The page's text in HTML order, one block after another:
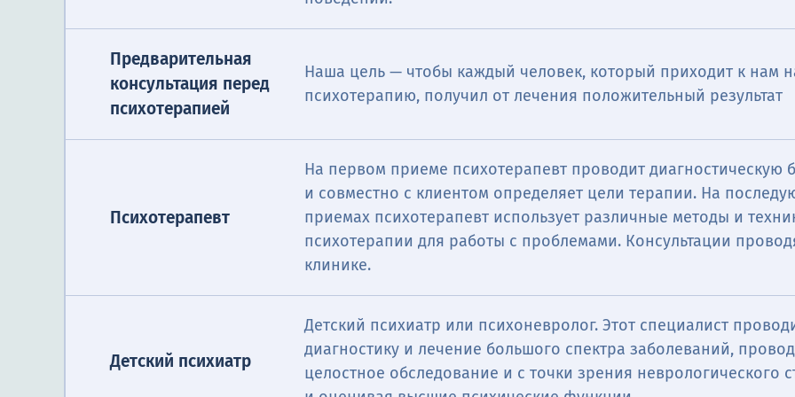
Предварительная
консультация перед
психотерапией
Наша цель — чтобы каждый человек, который приходит к нам
психотерапию, получил от лечения положительный результат
Психотерапевт
На первом приеме психотерапевт проводит диагностическую
и совместно с клиентом определяет цели терапии. На
приемах психотерапевт использует различные методы и
психотерапии для работы с проблемами. Консультации
клинике.
Детский психиатр
Детский психиатр или психоневролог. Этот специалист
диагностику и лечение большого спектра заболеваний,
целостное обследование и с точки зрения неврологического
Консультация психиатра ― это прием врача с выдачей
профилактике, диагностике, лечению психических заболеваний и